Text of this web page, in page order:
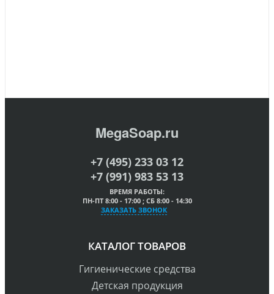
MegaSoap.ru
+7 (495) 233 03 12
+7 (991) 983 53 13
ВРЕМЯ РАБОТЫ:
ПН-ПТ 8:00 - 17:00 ; СБ 8:00 - 14:30
ЗАКАЗАТЬ ЗВОНОК
КАТАЛОГ ТОВАРОВ
Гигиенические средства
Детская продукция